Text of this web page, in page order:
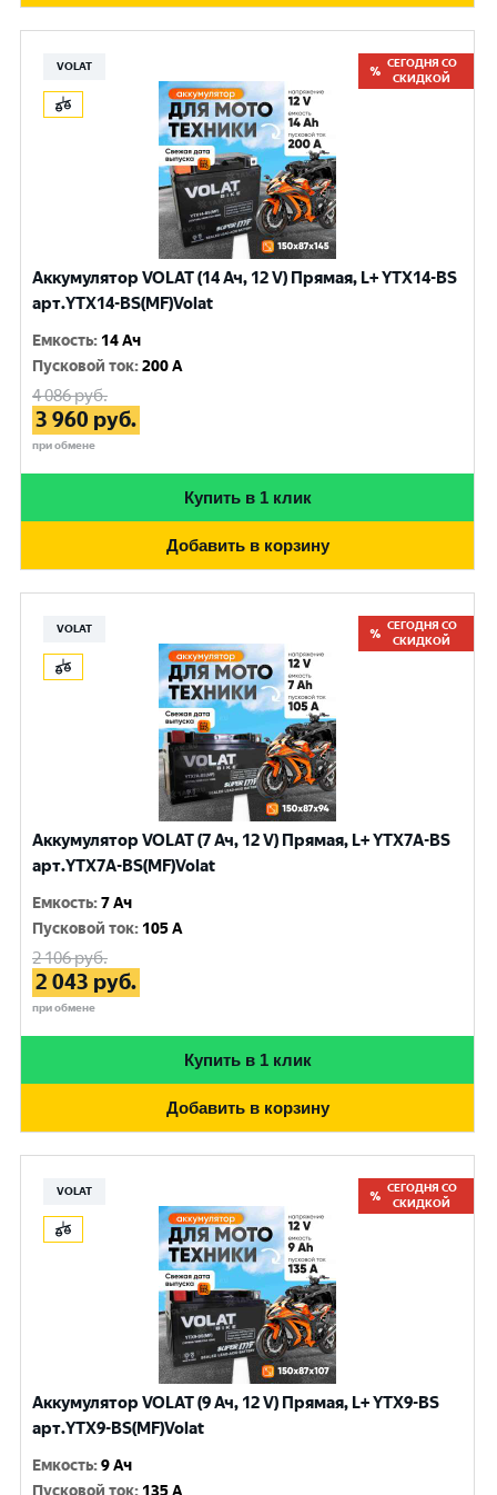
VOLAT
СЕГОДНЯ СО
СКИДКОЙ
Аккумулятор VOLAT (14 Ач, 12 V) Прямая, L+ YTX14-BS
арт.YTX14-BS(MF)Volat
Емкость: 14 Ач
Пусковой ток:200 A
4 086руб.
3 960 руб.
при обмене
Купить в 1 клик
Добавить в корзину
VOLAT
СЕГОДНЯ СО
СКИДКОЙ
Аккумулятор VOLAT (7 Ач, 12 V) Прямая, L+ YTX7A-BS
арт.YTX7A-BS(MF)Volat
Емкость:7 Ач
Пусковой ток: 105 A
2 106руб.
2 043 руб.
при обмене
Купить в 1 клик
Добавить в корзину
VOLAT
СЕГОДНЯ СО
СКИДКОЙ
Аккумулятор VOLAT (9 Ач, 12 V) Прямая, L+ YTX9-BS
арт.YTX9-BS(MF)Volat
Емкость:9 Ач
Пусковой ток: 135 A